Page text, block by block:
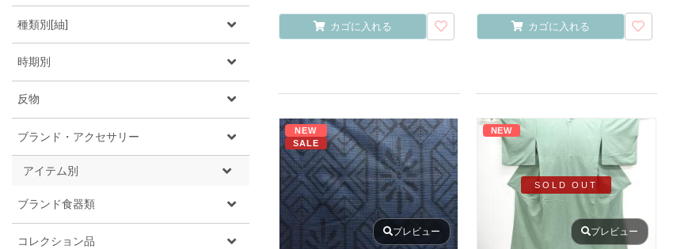
種類別[紬]
時期別
反物
ブランド・アクセサリー
アイテム別
ブランド食器類
コレクション品
カゴに入れる カゴに入れる
NEW
SALE
プレビュー
NEW
SOLD OUT
プレビュー